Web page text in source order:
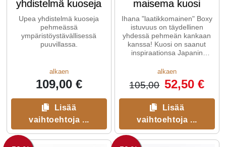
yhdistelmä kuoseja
Upea yhdistelmä kuoseja
pehmeässä
ympäristöystävällisessä
puuvillassa.
alkaen
109,00 €
Lisää
vaihtoehtoja ...
maisema kuosi
Ihana "laatikkomainen" Boxy
istuvuus on täydellinen
yhdessä pehmeän kankaan
kanssa! Kuosi on saanut
inspiraationsa Japanin
alkaen
105,00 52,50 €
Lisää
vaihtoehtoja ...